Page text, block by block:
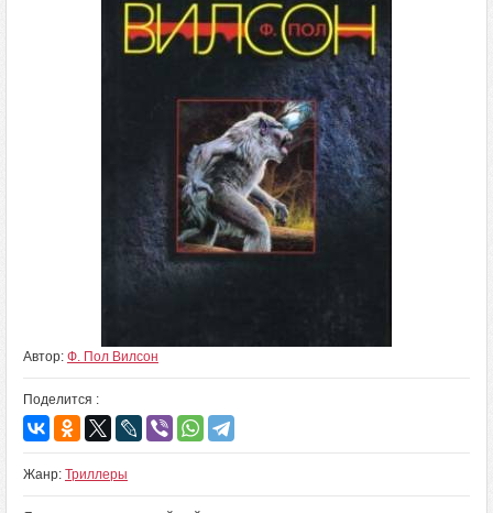
Автор: Ф. Пол Вилсон
Поделится :
Жанр: Триллеры